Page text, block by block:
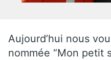
Aujourd’hui nous
nommée “Mon petit